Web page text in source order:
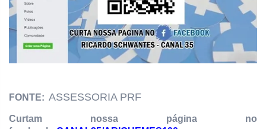
FONTE: ASSESSORIA PRF
Curtam nossa página no